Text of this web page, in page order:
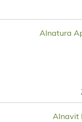
Alnatura
Alnavit